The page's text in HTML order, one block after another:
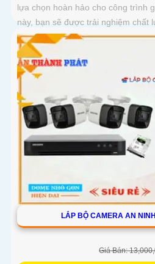
lựa chọn hoàn hảo cho công trình
này, bạn sẽ được trải nghiệm chất
đạt độ phân giải 2K, đáp ứng mọi
LẮP BỘ CAMERA AN
Giá Bán: